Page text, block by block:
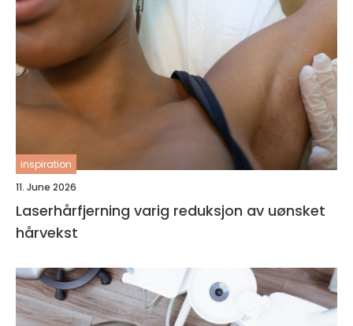
inspiration
11. June 2026
Laserhårfjerning varig reduksjon av uønsket
hårvekst